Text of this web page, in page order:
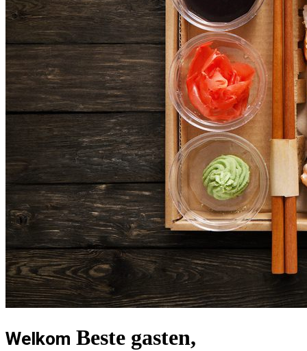
Welkom Beste gasten,